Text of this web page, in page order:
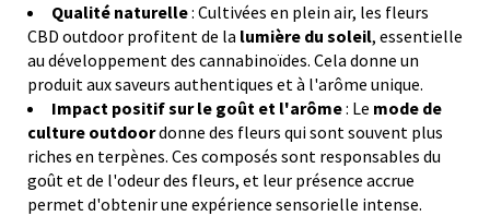
Qualité naturelle: Cultivées en plein air, les fleurs
CBD outdoor profitent de la lumière du soleil, essentielle
au développement des cannabinoïdes. Cela donne un
produit aux saveurs authentiques et à l'arôme unique.
Impact positif sur le goût et l'arôme: Le mode de
culture outdoordonne des fleurs qui sont souvent plus
riches en terpènes. Ces composés sont responsables du
goût et de l'odeur des fleurs, et leur présence accrue
permet d'obtenir une expérience sensorielle intense.